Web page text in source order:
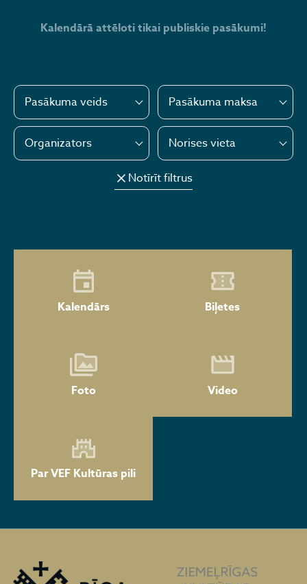
Kalendārā attēloti tikai publiskie pasākumi!
Pasākuma veids Pasākuma maksa
Organizators Norises vieta
Notīrīt filtrus
Kalendārs Biļetes
Foto Video
Par VEF Kultūras pili